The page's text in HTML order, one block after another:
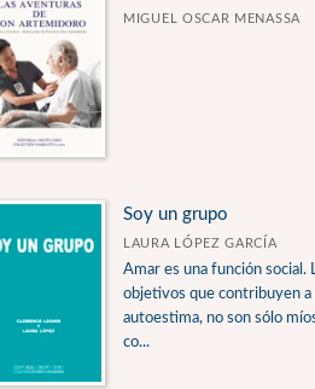
MIGUEL OSCAR MENASSA
Soy un grupo
LAURA LÓPEZ GARCÍA
Amar es una función social.
objetivos que contribuyen
autoestima, no son sólo
co...